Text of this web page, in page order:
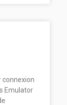
connexion
Emulator